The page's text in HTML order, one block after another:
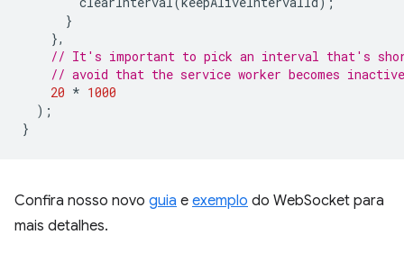
}
},
// It's important to pick an interval that's
// avoid that the service worker becomes
20 * 1000
);
}
Confira nosso novo guia e exemplo do WebSocket para
mais detalhes.